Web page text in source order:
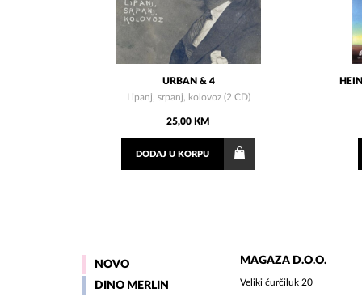
URBAN & 4
Lipanj, srpanj, kolovoz (2 CD)
25,00 KM
DODAJ U KORPU
NOVO
DINO MERLIN
MAGAZA D.O.O.
Veliki ćurčiluk 20